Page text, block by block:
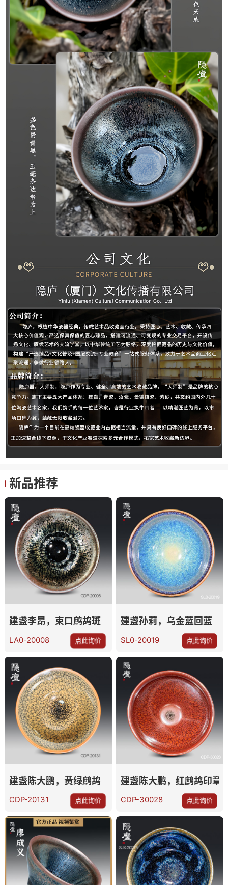
新品推荐
建盏李昂，束口鹧鸪斑
LA0-20008 点此询价
建盏孙莉，乌金蓝回蓝
SL0-20019 点此询价
建盏陈大鹏，黄绿鹧鸪
CDP-20131 点此询价
建盏陈大鹏，红鹧鸪印章
CDP-30028 点此询价